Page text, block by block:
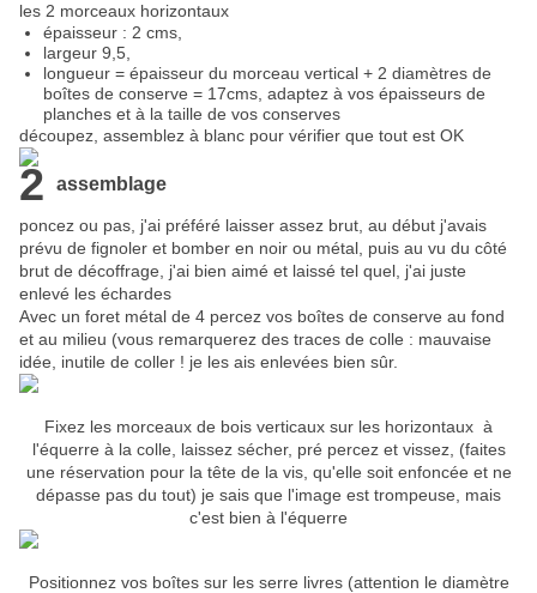
les 2 morceaux horizontaux
épaisseur : 2 cms,
largeur 9,5,
longueur = épaisseur du morceau vertical + 2 diamètres de
boîtes de conserve = 17cms, adaptez à vos épaisseurs de
planches et à la taille de vos conserves
découpez, assemblez à blanc pour vérifier que tout est OK
2 assemblage
poncez ou pas, j'ai préféré laisser assez brut, au début j'avais
prévu de fignoler et bomber en noir ou métal, puis au vu du côté
brut de décoffrage, j'ai bien aimé et laissé tel quel, j'ai juste
enlevé les échardes
Avec un foret métal de 4 percez vos boîtes de conserve au fond
et au milieu (vous remarquerez des traces de colle : mauvaise
idée, inutile de coller ! je les ais enlevées bien sûr.
​Fixez les morceaux de bois verticaux sur les horizontaux à
l'équerre à la colle, laissez sécher, pré percez et vissez, (faites
une réservation pour la tête de la vis, qu'elle soit enfoncée et ne
dépasse pas du tout) je sais que l'image est trompeuse, mais
c'est bien à l'équerre
Positionnez vos boîtes sur les serre livres (attention le diamètre